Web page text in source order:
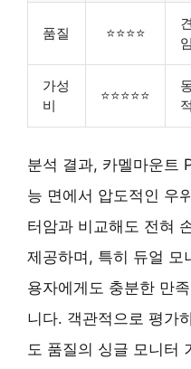
품질 ⭐⭐⭐⭐
가성
비
⭐⭐⭐⭐⭐
분석 결과, 카멜마운트
능 면에서 압도적인 우
터암과 비교해도 전혀
제공하며, 특히 듀얼 모
용자에게도 충분한 만
니다. 객관적으로 평가
도 품질의 싱글 모니터